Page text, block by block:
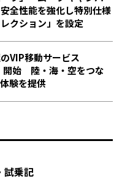
全性能を強化し特別仕様
クション」を設定
VIP移動サービス
開始 陸・海・空をつな
験を提供
試乗記